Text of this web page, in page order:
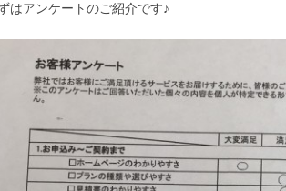
はアンケートのご紹介です♪